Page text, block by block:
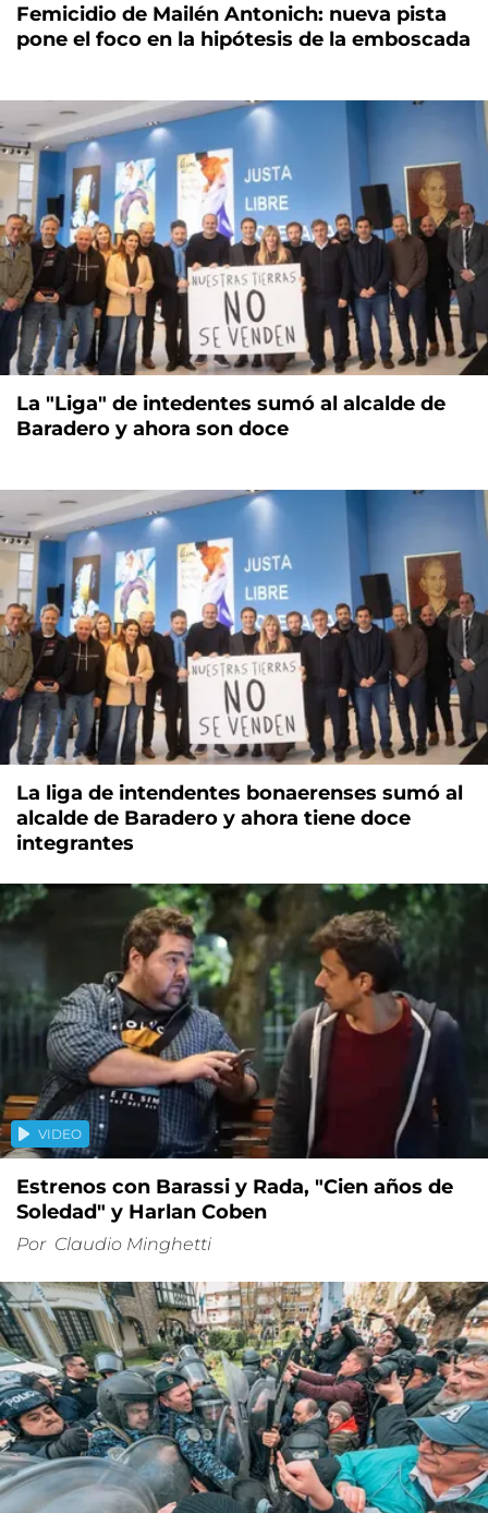
Femicidio de Mailén Antonich: nueva pista
pone el foco en la hipótesis de la emboscada
La "Liga" de intedentes sumó al alcalde de
Baradero y ahora son doce
La liga de intendentes bonaerenses sumó al
alcalde de Baradero y ahora tiene doce
integrantes
VIDEO
Estrenos con Barassi y Rada, "Cien años de
Soledad" y Harlan Coben
Por Claudio Minghetti